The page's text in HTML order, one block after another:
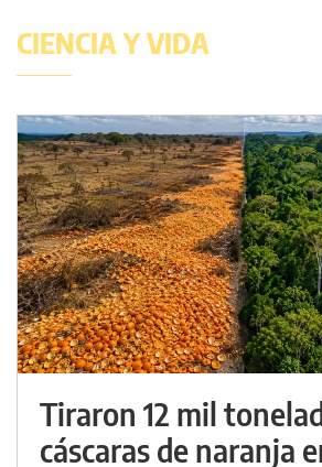
CIENCIA Y VIDA
Tiraron 12 mil
cáscaras de naranja